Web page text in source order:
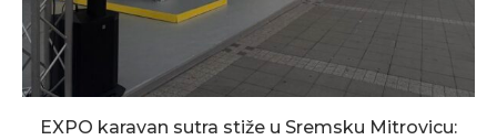
EXPO karavan sutra stiže u Sremsku Mitrovicu: